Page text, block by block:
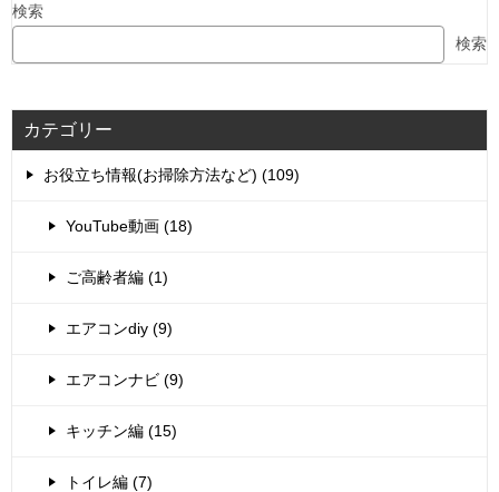
検索
検索
カテゴリー
お役立ち情報(お掃除方法など) (109)
YouTube動画 (18)
ご高齢者編 (1)
エアコンdiy (9)
エアコンナビ (9)
キッチン編 (15)
トイレ編 (7)